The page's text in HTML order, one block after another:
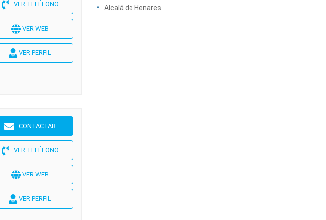
VER TELÉFONO
VER WEB
VER PERFIL
CONTACTAR
VER TELÉFONO
VER WEB
VER PERFIL
Alcalá de Henares